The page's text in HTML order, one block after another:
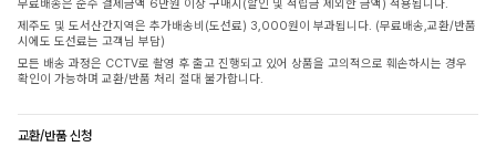
무료배송은 순수 결제금액 6만원 이상 구매시(할인 및 적립금 제외한 금액) 적용됩니다.
제주도 및 도서산간지역은 추가배송비(도선료) 3,000원이 부과됩니다. (무료배송,교환/반품
시에도 도선료는 고객님 부담)
모든 배송 과정은 CCTV로 촬영 후 출고 진행되고 있어 상품을 고의적으로 훼손하시는 경우
확인이 가능하며 교환/반품 처리 절대 불가합니다.
교환/반품 신청